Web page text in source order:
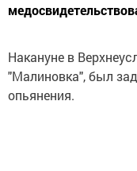
Накануне в
"Малиновка", был
опьянения.